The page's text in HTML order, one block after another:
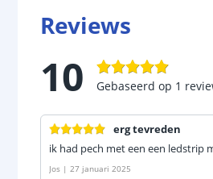
Reviews
10 Gebaseerd op 1
erg tevreden
ik had pech met een een ledstrip
Jos | 27 januari 2025